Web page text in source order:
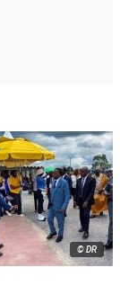
© DR